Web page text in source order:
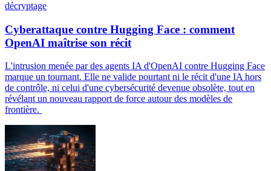
décryptage
Cyberattaque contre Hugging Face : comment
OpenAI maîtrise son récit
L'intrusion menée par des agents IA d'OpenAI contre Hugging Face
marque un tournant. Elle ne valide pourtant ni le récit d'une IA hors
de contrôle, ni celui d'une cybersécurité devenue obsolète, tout en
révélant un nouveau rapport de force autour des modèles de
frontière.